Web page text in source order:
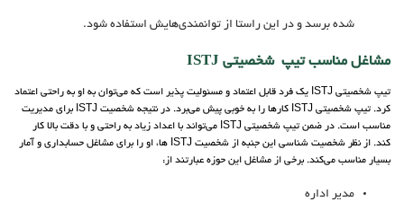
شده برسد و در این راستا از توانمندی‌هایش استفاده شود.
مشاغل مناسب تیپ شخصیتی ISTJ
تیپ شخصیتی ISTJ یک فرد قابل اعتماد و مسئولیت پذیر است که می‌توان به او به راحتی اعتماد
کرد. تیپ شخصیتی ISTJ کارها را به خوبی پیش می‌برد. در نتیجه شخصیت ISTJ برای مدیریت
مناسب است. در ضمن تیپ شخصیتی ISTJ می‌تواند با اعداد زیاد به راحتی و با دقت بالا کار
کند. از نظر شخصیت شناسی این جنبه از شخصیت ISTJ ها، او را برای مشاغل حسابداری و آمار
بسیار مناسب می‌کند. برخی از مشاغل این حوزه عبارتند از:
مدیر اداره